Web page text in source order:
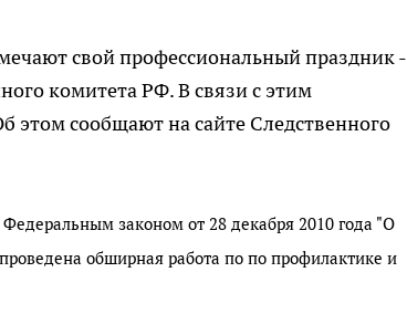
свой профессиональный праздник -
комитета РФ. В связи с этим
этом сообщают на сайте Следственного
законом от 28 декабря 2010 года "О
обширная работа по по профилактике и